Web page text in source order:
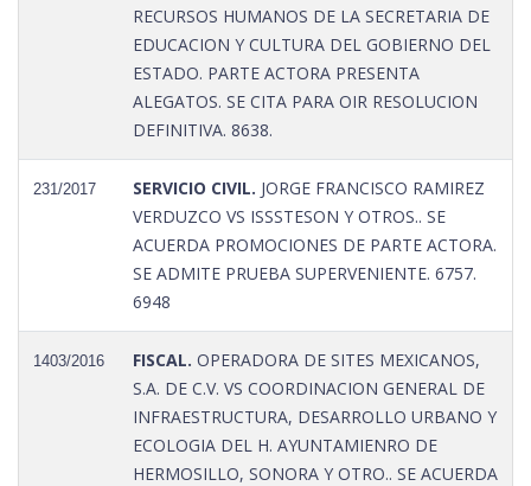
RECURSOS HUMANOS DE LA SECRETARIA DE
EDUCACION Y CULTURA DEL GOBIERNO DEL
ESTADO. PARTE ACTORA PRESENTA
ALEGATOS. SE CITA PARA OIR RESOLUCION
DEFINITIVA. 8638.
231/2017 SERVICIO CIVIL. JORGE FRANCISCO RAMIREZ
VERDUZCO VS ISSSTESON Y OTROS.. SE
ACUERDA PROMOCIONES DE PARTE ACTORA.
SE ADMITE PRUEBA SUPERVENIENTE. 6757.
6948
1403/2016 FISCAL. OPERADORA DE SITES MEXICANOS,
S.A. DE C.V. VS COORDINACION GENERAL DE
INFRAESTRUCTURA, DESARROLLO URBANO Y
ECOLOGIA DEL H. AYUNTAMIENRO DE
HERMOSILLO, SONORA Y OTRO.. SE ACUERDA